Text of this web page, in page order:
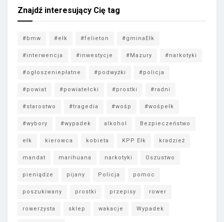
Znajdź interesujący Cię tag
#bmw #ełk #felieton #gminaEłk
#interwencja #inwestycje #Mazury #narkotyki
#ogłoszeniepłatne #podwyżki #policja
#powiat #powiatełcki #prostki #radni
#starostwo #tragedia #wośp #wośpełk
#wybory #wypadek alkohol Bezpieczeństwo
ełk kierowca kobieta KPP Ełk kradzież
mandat marihuana narkotyki Oszustwo
pieniądze pijany Policja pomoc
poszukiwany prostki przepisy rower
rowerzysta sklep wakacje Wypadek